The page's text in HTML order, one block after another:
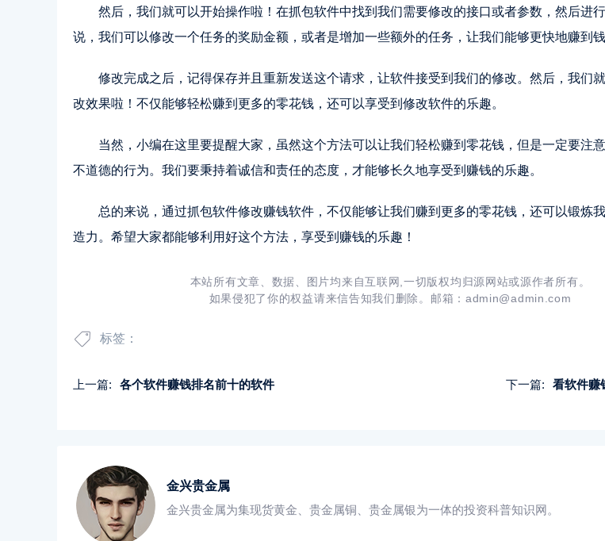
然后，我们就可以开始操作啦！在抓包软件中找到我们需要修改的接口或者参数，然后进
说，我们可以修改一个任务的奖励金额，或者是增加一些额外的任务，让我们能够更快地赚到钱
修改完成之后，记得保存并且重新发送这个请求，让软件接受到我们的修改。然后，我们
改效果啦！不仅能够轻松赚到更多的零花钱，还可以享受到修改软件的乐趣。
当然，小编在这里要提醒大家，虽然这个方法可以让我们轻松赚到零花钱，但是一定要注
不道德的行为。我们要秉持着诚信和责任的态度，才能够长久地享受到赚钱的乐趣。
总的来说，通过抓包软件修改赚钱软件，不仅能够让我们赚到更多的零花钱，还可以锻炼
造力。希望大家都能够利用好这个方法，享受到赚钱的乐趣！
本站所有文章、数据、图片均来自互联网,一切版权均归源网站或源作者所有。
如果侵犯了你的权益请来信告知我们删除。邮箱：admin@admin.com
标签：
上一篇: 各个软件赚钱排名前十的软件 下一篇: 看软件赚
金兴贵金属
金兴贵金属为集现货黄金、贵金属铜、贵金属银为一体的投资科普知识网。